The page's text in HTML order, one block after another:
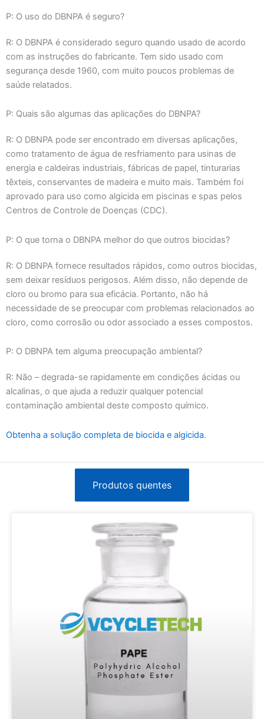
P: O uso do DBNPA é seguro?
R: O DBNPA é considerado seguro quando usado de acordo
com as instruções do fabricante. Tem sido usado com
segurança desde 1960, com muito poucos problemas de
saúde relatados.
P: Quais são algumas das aplicações do DBNPA?
R: O DBNPA pode ser encontrado em diversas aplicações,
como tratamento de água de resfriamento para usinas de
energia e caldeiras industriais, fábricas de papel, tinturarias
têxteis, conservantes de madeira e muito mais. Também foi
aprovado para uso como algicida em piscinas e spas pelos
Centros de Controle de Doenças (CDC).
P: O que torna o DBNPA melhor do que outros biocidas?
R: O DBNPA fornece resultados rápidos, como outros biocidas,
sem deixar resíduos perigosos. Além disso, não depende de
cloro ou bromo para sua eficácia. Portanto, não há
necessidade de se preocupar com problemas relacionados ao
cloro, como corrosão ou odor associado a esses compostos.
P: O DBNPA tem alguma preocupação ambiental?
R: Não – degrada-se rapidamente em condições ácidas ou
alcalinas, o que ajuda a reduzir qualquer potencial
contaminação ambiental deste composto químico.
Obtenha a solução completa de biocida e algicida.
Produtos quentes